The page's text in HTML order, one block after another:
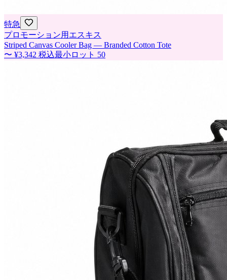
特急
プロモーション用エスキス
Striped Canvas Cooler Bag — Branded Cotton Tote
〜 ¥3,342 税込最小ロット 50